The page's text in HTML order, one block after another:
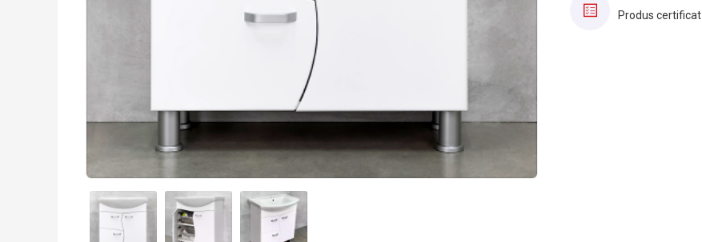
Produs certificat